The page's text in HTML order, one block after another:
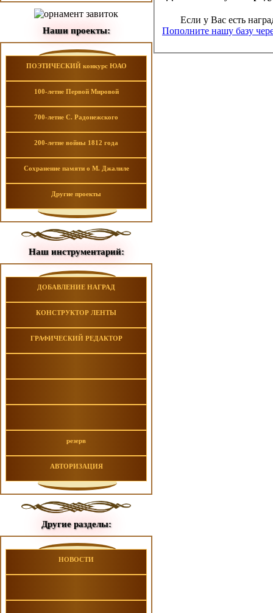
Наши проекты:
ПОЭТИЧЕСКИЙ конкурс ЮАО
100-летие Первой Мировой
700-летие С. Радонежского
200-летие войны 1812 года
Сохранение памяти о М. Джалиле
Другие проекты
Наш инструментарий:
ДОБАВЛЕНИЕ НАГРАД
КОНСТРУКТОР ЛЕНТЫ
ГРАФИЧЕСКИЙ РЕДАКТОР
резерв
АВТОРИЗАЦИЯ
Другие разделы:
НОВОСТИ
Если у Вас есть
Пополните нашу базу